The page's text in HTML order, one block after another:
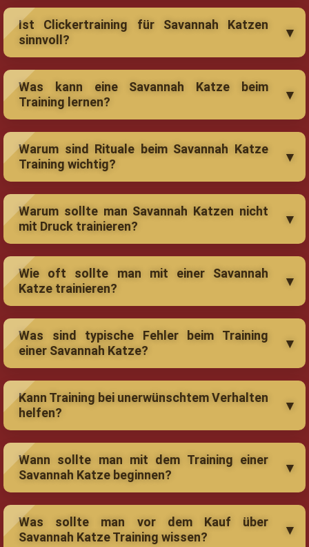
Ist Clickertraining für Savannah Katzen
sinnvoll?
Was kann eine Savannah Katze beim
Training lernen?
Warum sind Rituale beim Savannah Katze
Training wichtig?
Warum sollte man Savannah Katzen nicht
mit Druck trainieren?
Wie oft sollte man mit einer Savannah
Katze trainieren?
Was sind typische Fehler beim Training
einer Savannah Katze?
Kann Training bei unerwünschtem Verhalten
helfen?
Wann sollte man mit dem Training einer
Savannah Katze beginnen?
Was sollte man vor dem Kauf über
Savannah Katze Training wissen?